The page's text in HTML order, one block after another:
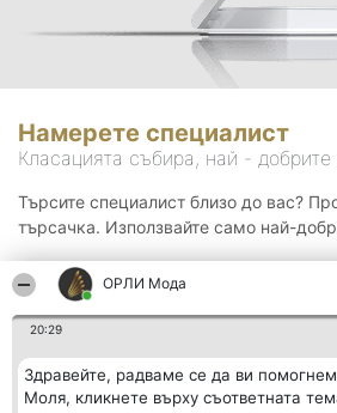
ОРЛИ Мода
20:29
Здравейте, радваме се да ви
Моля, кликнете върху съответната
Намерете специалист
Класацията събира, най -
Търсите специалист близо до вас?
търсачка. Използвайте само най-